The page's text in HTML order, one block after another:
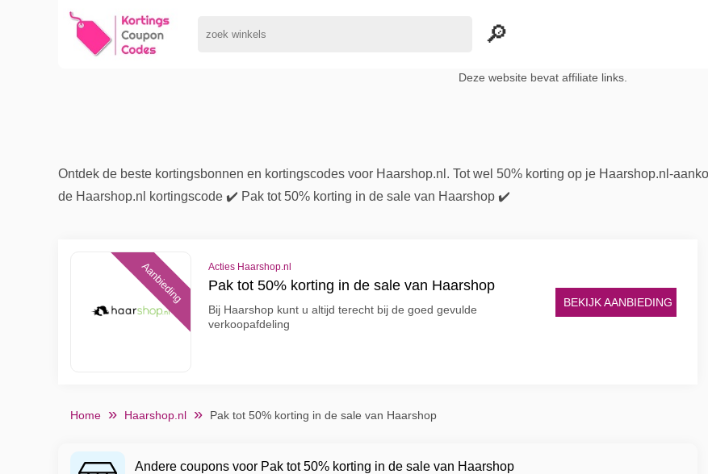
Deze website bevat affiliate links.
Ontdek de beste kortingsbonnen en kortingscodes voor Haarshop.nl. Tot wel 50% korting op je Haarshop.nl-
de Haarshop.nl kortingscode ✔️ Pak tot 50% korting in de sale van Haarshop ✔️
Aanbieding Acties Haarshop.nl
Pak tot 50% korting in de sale van Haarshop
Bij Haarshop kunt u altijd terecht bij de goed gevulde
verkoopafdeling
BEKIJK AANBIEDING
Home Haarshop.nl Pak tot 50% korting in de sale van Haarshop
Andere coupons voor Pak tot 50% korting in de sale van Haarshop